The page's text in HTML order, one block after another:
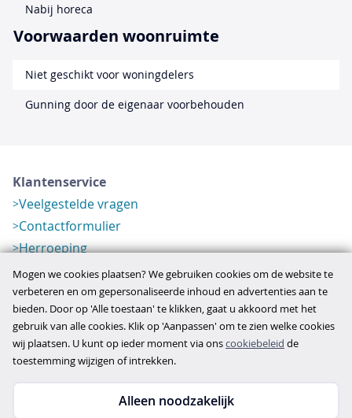
Nabij horeca
Voorwaarden woonruimte
Niet geschikt voor woningdelers
Gunning door de eigenaar voorbehouden
Klantenservice
Veelgestelde vragen
Contactformulier
Herroeping
Over ons
Bedrijfsgegevens
Werkwijze
Overzichten
Verlopen aanbod
Mogen we cookies plaatsen? We gebruiken cookies om de website te
verbeteren en om gepersonaliseerde inhoud en advertenties aan te
bieden. Door op 'Alle toestaan' te klikken, gaat u akkoord met het
gebruik van alle cookies. Klik op 'Aanpassen' om te zien welke cookies
wij plaatsen. U kunt op ieder moment via onscookiebeleid de
toestemming wijzigen of intrekken.
Alleen noodzakelijk